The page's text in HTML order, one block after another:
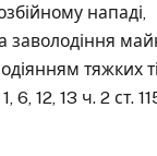
нападі,
заволодіння
тяжких
6, 12, 13 ч. 2 ст.